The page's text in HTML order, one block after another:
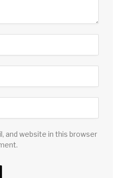
and website in this browser